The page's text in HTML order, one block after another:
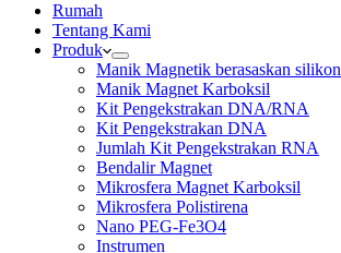
Rumah
Tentang Kami
Produk
Manik Magnetik berasaskan silikon
Manik Magnet Karboksil
Kit Pengekstrakan DNA/RNA
Kit Pengekstrakan DNA
Jumlah Kit Pengekstrakan RNA
Bendalir Magnet
Mikrosfera Magnet Karboksil
Mikrosfera Polistirena
Nano PEG-Fe3O4
Instrumen